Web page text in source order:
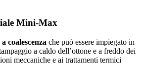
Mini-Max
coalescenza che può essere impiegato in
a caldo dell’ottone e a freddo dei
meccaniche e ai trattamenti termici